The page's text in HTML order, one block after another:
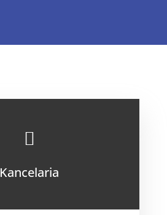

Kancelaria